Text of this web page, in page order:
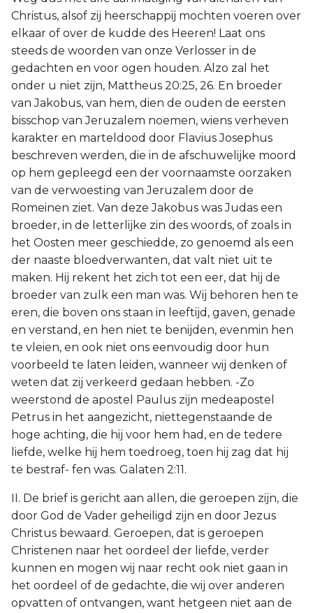
Christus, alsof zij heerschappij mochten voeren over
elkaar of over de kudde des Heeren! Laat ons
steeds de woorden van onze Verlosser in de
gedachten en voor ogen houden. Alzo zal het
onder u niet zijn, Mattheus 20:25, 26. En broeder
van Jakobus, van hem, dien de ouden de eersten
bisschop van Jeruzalem noemen, wiens verheven
karakter en marteldood door Flavius Josephus
beschreven werden, die in de afschuwelijke moord
op hem gepleegd een der voornaamste oorzaken
van de verwoesting van Jeruzalem door de
Romeinen ziet. Van deze Jakobus was Judas een
broeder, in de letterlijke zin des woords, of zoals in
het Oosten meer geschiedde, zo genoemd als een
der naaste bloedverwanten, dat valt niet uit te
maken. Hij rekent het zich tot een eer, dat hij de
broeder van zulk een man was. Wij behoren hen te
eren, die boven ons staan in leeftijd, gaven, genade
en verstand, en hen niet te benijden, evenmin hen
te vleien, en ook niet ons eenvoudig door hun
voorbeeld te laten leiden, wanneer wij denken of
weten dat zij verkeerd gedaan hebben. -Zo
weerstond de apostel Paulus zijn medeapostel
Petrus in het aangezicht, niettegenstaande de
hoge achting, die hij voor hem had, en de tedere
liefde, welke hij hem toedroeg, toen hij zag dat hij
te bestraf- fen was. Galaten 2:11.
II. De brief is gericht aan allen, die geroepen zijn, die
door God de Vader geheiligd zijn en door Jezus
Christus bewaard. Geroepen, dat is geroepen
Christenen naar het oordeel der liefde, verder
kunnen en mogen wij naar recht ook niet gaan in
het oordeel of de gedachte, die wij over anderen
opvatten of ontvangen, want hetgeen niet aan de